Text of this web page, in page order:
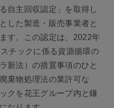
自主回収認定」を取得し
した製造・販売事業者と
す。この認定は、2022年
チックに係る資源循環の
新法）の措置事項のひと
棄物処理法の業許可な
クを花王グループ内と鎌